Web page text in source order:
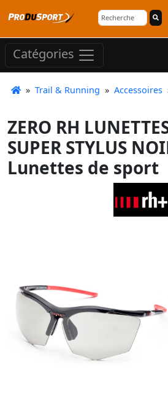
Catégories
» Trail & Running » Accessoires
ZERO RH
SUPER STYLUS
Lunettes de sport